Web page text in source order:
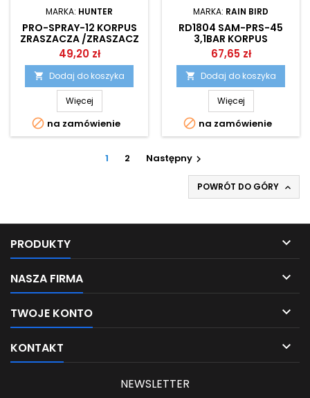
MARKA: HUNTER
PRO-SPRAY-12 KORPUS
ZRASZACZA /ZRASZACZ
STATYCZNY HUNTER
49,20 zł
 Dodaj do koszyka
Więcej
 na zamówienie
MARKA: RAIN BIRD
RD1804 SAM-PRS-45
3,1BAR KORPUS
ZRASZACZA /ZRASZACZ
STATYCZNY RAIN BIRD
67,65 zł
 Dodaj do koszyka
Więcej
 na zamówienie
1 2 Następny 
POWRÓT DO GÓRY 
PRODUKTY 
NASZA FIRMA 
TWOJE KONTO 
KONTAKT 
NEWSLETTER